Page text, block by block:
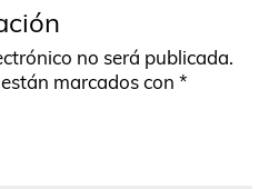
no será publicada.
marcados con *